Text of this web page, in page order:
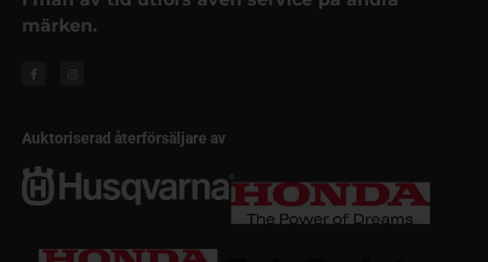
märken.
Auktoriserad återförsäljare av